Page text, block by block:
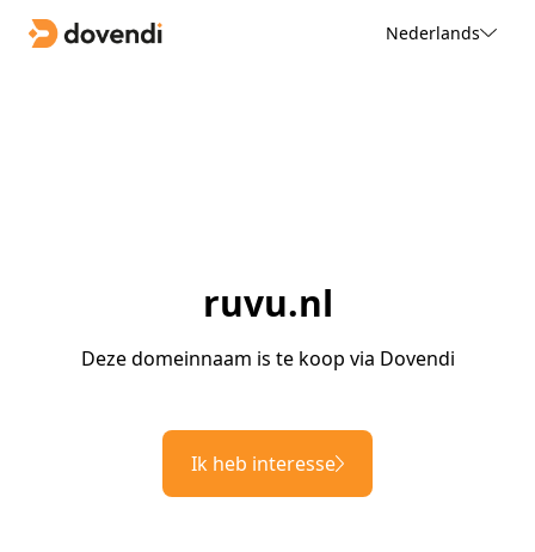
Nederlands
ruvu.nl
Deze domeinnaam is te koop via Dovendi
Ik heb interesse